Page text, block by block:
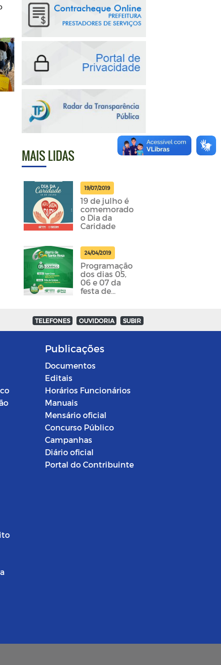
MAIS LIDAS
19/07/2019
19 de julho é
comemorado
o Dia da
Caridade
24/04/2019
Programação
dos dias 05,
06 e 07 da
festa de
foram
divulgadas
TELEFONES OUVIDORIA SUBIR
Publicações
Documentos
Editais
Horários Funcionários
Manuais
Mensário oficial
Concurso Público
Campanhas
Diário oficial
Portal do Contribuinte